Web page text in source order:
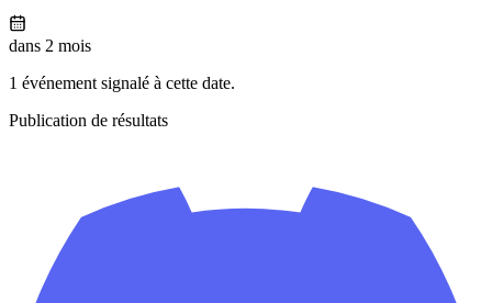
dans 2 mois
1 événement signalé à cette date.
Publication de résultats